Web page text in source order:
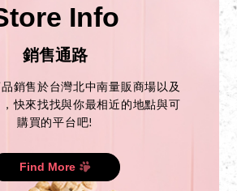
Info
銷售通路
銷售於台灣北中南量販商場以及
快來找找與你最相近的地點與可
購買的平台吧!
Find More